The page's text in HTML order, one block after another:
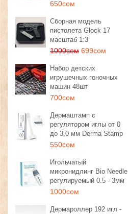
650сом
Сборная модель
пистолета Glock 17
масштаб 1:3
1000сом 699сом
Набор детских
игрушечных гоночных
машин 48шт
700сом
Дермаштамп с
регулятором иглы от 0
до 3,0 мм Derma Stamp
550сом
Игольчатый
микронидлинг Bio Needle
регулируемый 0.5 - 3мм
1000сом
Дермароллер 192 игл -